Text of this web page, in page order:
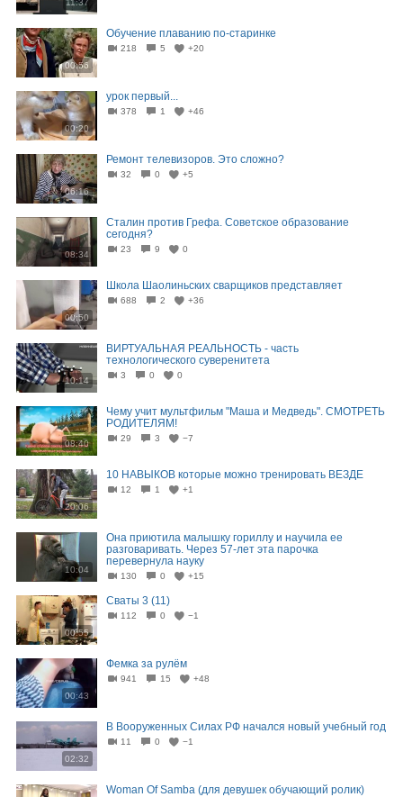
11:37
00:56
Обучение плаванию по-старинке
218 5 +20
00:20
урок первый...
378 1 +46
06:16
Ремонт телевизоров. Это сложно?
32 0 +5
08:34
Сталин против Грефа. Советское образование
сегодня?
23 9 0
00:50
Школа Шаолиньских сварщиков представляет
688 2 +36
10:14
ВИРТУАЛЬНАЯ РЕАЛЬНОСТЬ - часть
технологического суверенитета
3 0 0
08:40
Чему учит мультфильм "Маша и Медведь". СМОТРЕТЬ
РОДИТЕЛЯМ!
29 3 −7
20:06
10 НАВЫКОВ которые можно тренировать ВЕЗДЕ
12 1 +1
10:04
Она приютила малышку гориллу и научила ее
разговаривать. Через 57-лет эта парочка
перевернула науку
130 0 +15
00:55
Сваты 3 (11)
112 0 −1
00:43
Фемка за рулём
941 15 +48
02:32
В Вооруженных Силах РФ начался новый учебный год
11 0 −1
Woman Of Samba (для девушек обучающий ролик)